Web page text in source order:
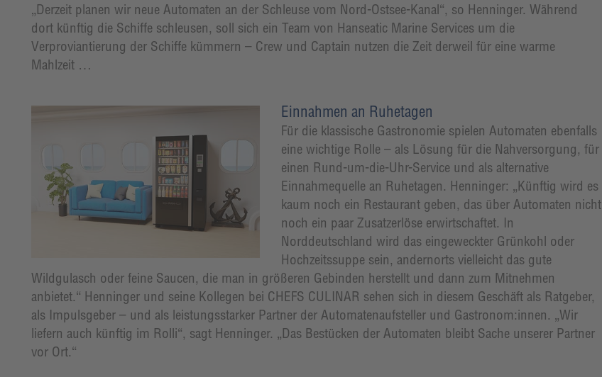
„Derzeit planen wir neue Automaten an der Schleuse vom Nord-Ostsee-Kanal“, so Henninger. Während
dort künftig die Schiffe schleusen, soll sich ein Team von Hanseatic Marine Services um die
Verproviantierung der Schiffe kümmern – Crew und Captain nutzen die Zeit derweil für eine warme
Mahlzeit …
Einnahmen an Ruhetagen
Für die klassische Gastronomie spielen Automaten ebenfalls
eine wichtige Rolle – als Lösung für die Nahversorgung, für
einen Rund-um-die-Uhr-Service und als alternative
Einnahmequelle an Ruhetagen. Henninger: „Künftig wird es
kaum noch ein Restaurant geben, das über Automaten nicht
noch ein paar Zusatzerlöse erwirtschaftet. In
Norddeutschland wird das eingeweckter Grünkohl oder
Hochzeitssuppe sein, andernorts vielleicht das gute
Wildgulasch oder feine Saucen, die man in größeren Gebinden herstellt und dann zum Mitnehmen
anbietet.“ Henninger und seine Kollegen bei CHEFS CULINAR sehen sich in diesem Geschäft als Ratgeber,
als Impulsgeber – und als leistungsstarker Partner der Automatenaufsteller und Gastronom:innen. „Wir
liefern auch künftig im Rolli“, sagt Henninger. „Das Bestücken der Automaten bleibt Sache unserer Partner
vor Ort.“